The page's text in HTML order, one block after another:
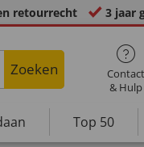
retourrecht 3 jaar
Zoeken
Contact
& Hulp
Top 50